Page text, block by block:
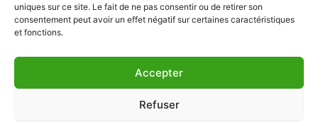
uniques sur ce site. Le fait de ne pas consentir ou de retirer son
consentement peut avoir un effet négatif sur certaines caractéristiques
et fonctions.
Accepter
Refuser
Nous contacter
Administration